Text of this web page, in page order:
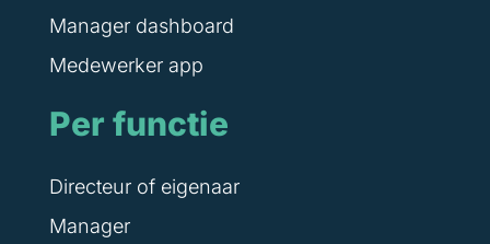
Manager dashboard
Medewerker app
Per functie
Directeur of eigenaar
Manager